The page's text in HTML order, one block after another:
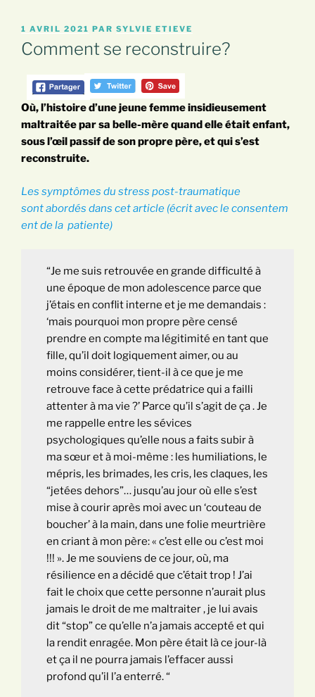
PUBLIÉ
LE
1 AVRIL 2021 PAR SYLVIE ETIEVE
Comment se reconstruire?
Où, l’histoire d’une jeune femme insidieusement
maltraitée par sa belle-mère quand elle était enfant,
sous l’œil passif de son propre père, et qui s’est
reconstruite.
Les symptômes du stress post-traumatique
sont abordés dans cet article (écrit avec le consentem
ent de la patiente)
“Je me suis retrouvée en grande difficulté à
une époque de mon adolescence parce que
j’étais en conflit interne et je me demandais :
‘mais pourquoi mon propre père censé
prendre en compte ma légitimité en tant que
fille, qu’il doit logiquement aimer, ou au
moins considérer, tient-il à ce que je me
retrouve face à cette prédatrice qui a failli
attenter à ma vie ?’ Parce qu’il s’agit de ça . Je
me rappelle entre les sévices
psychologiques qu’elle nous a faits subir à
ma sœur et à moi-même : les humiliations, le
mépris, les brimades, les cris, les claques, les
“jetées dehors”… jusqu’au jour où elle s’est
mise à courir après moi avec un ‘couteau de
boucher’ à la main, dans une folie meurtrière
en criant à mon père: « c’est elle ou c’est moi
!!! ». Je me souviens de ce jour, où, ma
résilience en a décidé que c’était trop ! J’ai
fait le choix que cette personne n’aurait plus
jamais le droit de me maltraiter , je lui avais
dit “stop” ce qu’elle n’a jamais accepté et qui
la rendit enragée. Mon père était là ce jour-là
et ça il ne pourra jamais l’effacer aussi
profond qu’il l’a enterré. “